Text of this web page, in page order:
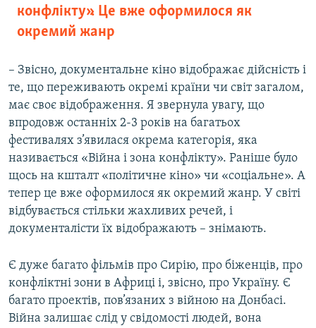
конфлікту». Це вже оформилося як
окремий жанр
– Звісно, документальне кіно відображає дійсність і
те, що переживають окремі країни чи світ загалом,
має своє відображення. Я звернула увагу, що
впродовж останніх 2-3 років на багатьох
фестивалях з’явилася окрема категорія, яка
називається «Війна і зона конфлікту». Раніше було
щось на кшталт «політичне кіно» чи «соціальне». А
тепер це вже оформилося як окремий жанр. У світі
відбувається стільки жахливих речей, і
документалісти їх відображають – знімають.
Є дуже багато фільмів про Сирію, про біженців, про
конфліктні зони в Африці і, звісно, про Україну. Є
багато проектів, пов’язаних з війною на Донбасі.
Війна залишає слід у свідомості людей, вона